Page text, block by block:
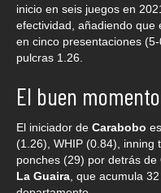
inicio en seis juegos en
efectividad, añadiendo que
en cinco presentaciones
pulcras 1.26.
El buen
El iniciador de Carabobo
(1.26), WHIP (0.84), inning
ponches (29) por detrás de
La Guaira , que acumula